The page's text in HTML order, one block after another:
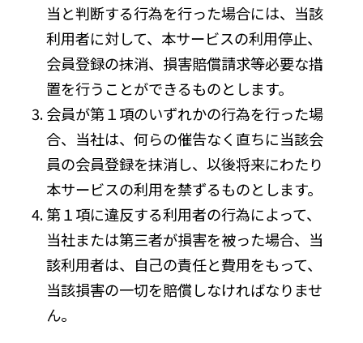
当と判断する行為を行った場合には、当該
利用者に対して、本サービスの利用停止、
会員登録の抹消、損害賠償請求等必要な措
置を行うことができるものとします。
会員が第１項のいずれかの行為を行った場
合、当社は、何らの催告なく直ちに当該会
員の会員登録を抹消し、以後将来にわたり
本サービスの利用を禁ずるものとします。
第１項に違反する利用者の行為によって、
当社または第三者が損害を被った場合、当
該利用者は、自己の責任と費用をもって、
当該損害の一切を賠償しなければなりませ
ん。